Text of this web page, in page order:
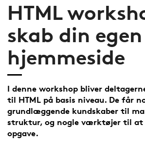
HTML
skab din egen
hjemmeside
I denne workshop bliver
til HTML på basis niveau. De får
grundlæggende kundskaber til
struktur, og nogle værktøjer til at
opgave.